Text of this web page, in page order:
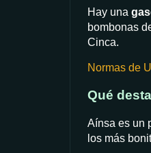
Hay una
bombonas
Cinca.
Normas de
Qué
Aínsa es un
los más